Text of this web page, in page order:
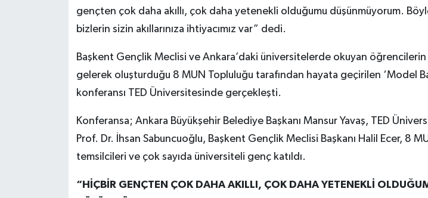
gençten çok daha akıllı, çok daha yetenekli olduğumu düşünmüyorum.
bizlerin sizin akıllarınıza ihtiyacımız var” dedi.
Başkent Gençlik Meclisi ve Ankara’daki üniversitelerde okuyan öğrencilerin
gelerek oluşturduğu 8 MUN Topluluğu tarafından hayata geçirilen ‘Model
konferansı TED Üniversitesinde gerçekleşti.
Konferansa; Ankara Büyükşehir Belediye Başkanı Mansur Yavaş, TED
Prof. Dr. İhsan Sabuncuoğlu, Başkent Gençlik Meclisi Başkanı Halil Ecer, 8
temsilcileri ve çok sayıda üniversiteli genç katıldı.
“HİÇBİR GENÇTEN ÇOK DAHA AKILLI, ÇOK DAHA YETENEKLİ